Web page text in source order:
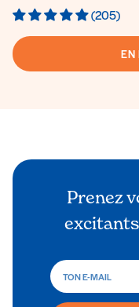
(205)
EN
Prenez